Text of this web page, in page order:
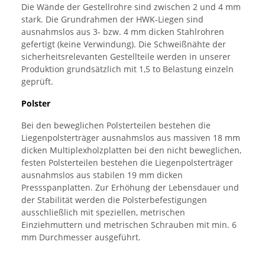
Die Wände der Gestellrohre sind zwischen 2 und 4 mm
stark. Die Grundrahmen der HWK-Liegen sind
ausnahmslos aus 3- bzw. 4 mm dicken Stahlrohren
gefertigt (keine Verwindung). Die Schweißnähte der
sicherheitsrelevanten Gestellteile werden in unserer
Produktion grundsätzlich mit 1,5 to Belastung einzeln
geprüft.
Polster
Bei den beweglichen Polsterteilen bestehen die
Liegenpolsterträger ausnahmslos aus massiven 18 mm
dicken Multiplexholzplatten bei den nicht beweglichen,
festen Polsterteilen bestehen die Liegenpolsterträger
ausnahmslos aus stabilen 19 mm dicken
Pressspanplatten. Zur Erhöhung der Lebensdauer und
der Stabilität werden die Polsterbefestigungen
ausschließlich mit speziellen, metrischen
Einziehmuttern und metrischen Schrauben mit min. 6
mm Durchmesser ausgeführt.